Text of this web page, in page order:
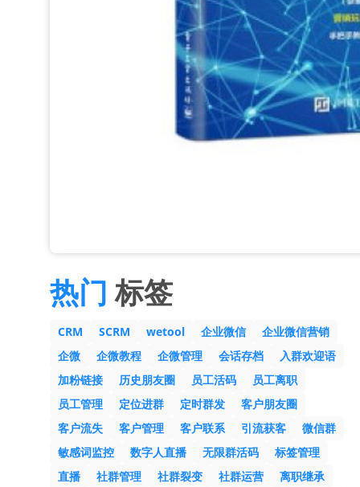
热门 标签
CRM SCRM wetool 企业微信
企业微信营销
企微
企微教程 企微管理 会话存档
入群欢迎语
加粉链接
历史朋友圈 员工活码
员工离职
员工管理
定位进群 定时群发
客户朋友圈
客户流失
客户管理 客户联系 引流获客
微信群
敏感词监控
数字人直播 无限群活码
标签管理
直播
社群管理 社群裂变 社群运营
离职继承